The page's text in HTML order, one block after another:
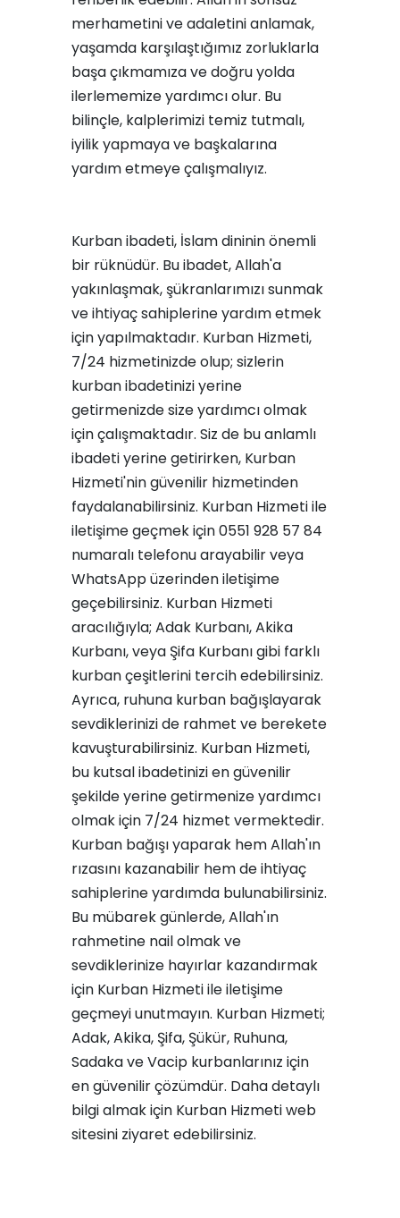
merhametini ve adaletini anlamak,
yaşamda karşılaştığımız zorluklarla
başa çıkmamıza ve doğru yolda
ilerlememize yardımcı olur. Bu
bilinçle, kalplerimizi temiz tutmalı,
iyilik yapmaya ve başkalarına
yardım etmeye çalışmalıyız.
Kurban ibadeti, İslam dininin önemli
bir rüknüdür. Bu ibadet, Allah'a
yakınlaşmak, şükranlarımızı sunmak
ve ihtiyaç sahiplerine yardım etmek
için yapılmaktadır. Kurban Hizmeti,
7/24 hizmetinizde olup; sizlerin
kurban ibadetinizi yerine
getirmenizde size yardımcı olmak
için çalışmaktadır. Siz de bu anlamlı
ibadeti yerine getirirken, Kurban
Hizmeti'nin güvenilir hizmetinden
faydalanabilirsiniz. Kurban Hizmeti ile
iletişime geçmek için 0551 928 57 84
numaralı telefonu arayabilir veya
WhatsApp üzerinden iletişime
geçebilirsiniz. Kurban Hizmeti
aracılığıyla; Adak Kurbanı,Akika
Kurbanı, veya Şifa Kurbanıgibi farklı
kurban çeşitlerini tercih edebilirsiniz.
Ayrıca, ruhuna kurban bağışlayarak
sevdiklerinizi de rahmet ve berekete
kavuşturabilirsiniz. Kurban Hizmeti,
bu kutsal ibadetinizi en güvenilir
şekilde yerine getirmenize yardımcı
olmak için 7/24 hizmet vermektedir.
Kurban bağışı yaparak hem Allah'ın
rızasını kazanabilir hem de ihtiyaç
sahiplerine yardımda bulunabilirsiniz.
Bu mübarek günlerde, Allah'ın
rahmetine nail olmak ve
sevdiklerinize hayırlar kazandırmak
için Kurban Hizmeti ile iletişime
geçmeyi unutmayın. Kurban Hizmeti;
Adak, Akika, Şifa, Şükür, Ruhuna,
Sadaka ve Vacip kurbanlarınız için
en güvenilir çözümdür. Daha detaylı
bilgi almak için Kurban Hizmeti web
sitesini ziyaret edebilirsiniz.